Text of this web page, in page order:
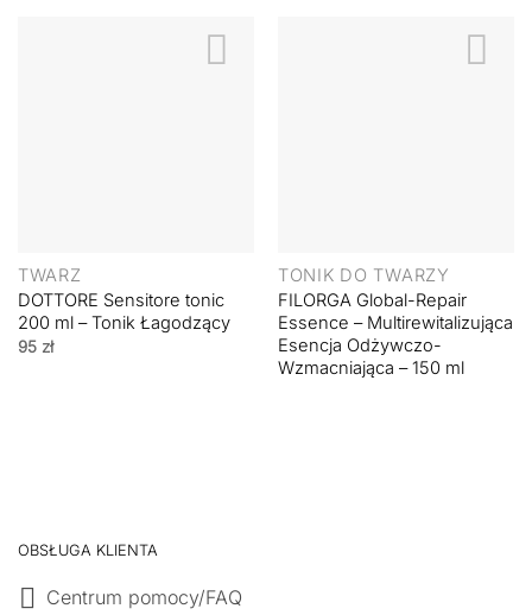
TWARZ
DOTTORE Sensitore tonic
200 ml – Tonik Łagodzący
95 zł
TONIK DO TWARZY
FILORGA Global-Repair
Essence – Multirewitalizująca
Esencja Odżywczo-
Wzmacniająca – 150 ml
OBSŁUGA KLIENTA
Centrum pomocy/FAQ